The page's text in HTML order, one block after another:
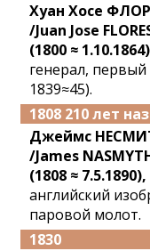
Хуан Хосе
/Juan Jose
(1800 ≈
генерал,
1839≈45).
1808 210 лет
Джеймс
/James
(1808 ≈ 7.5.1890),
английский
паровой молот.
1830